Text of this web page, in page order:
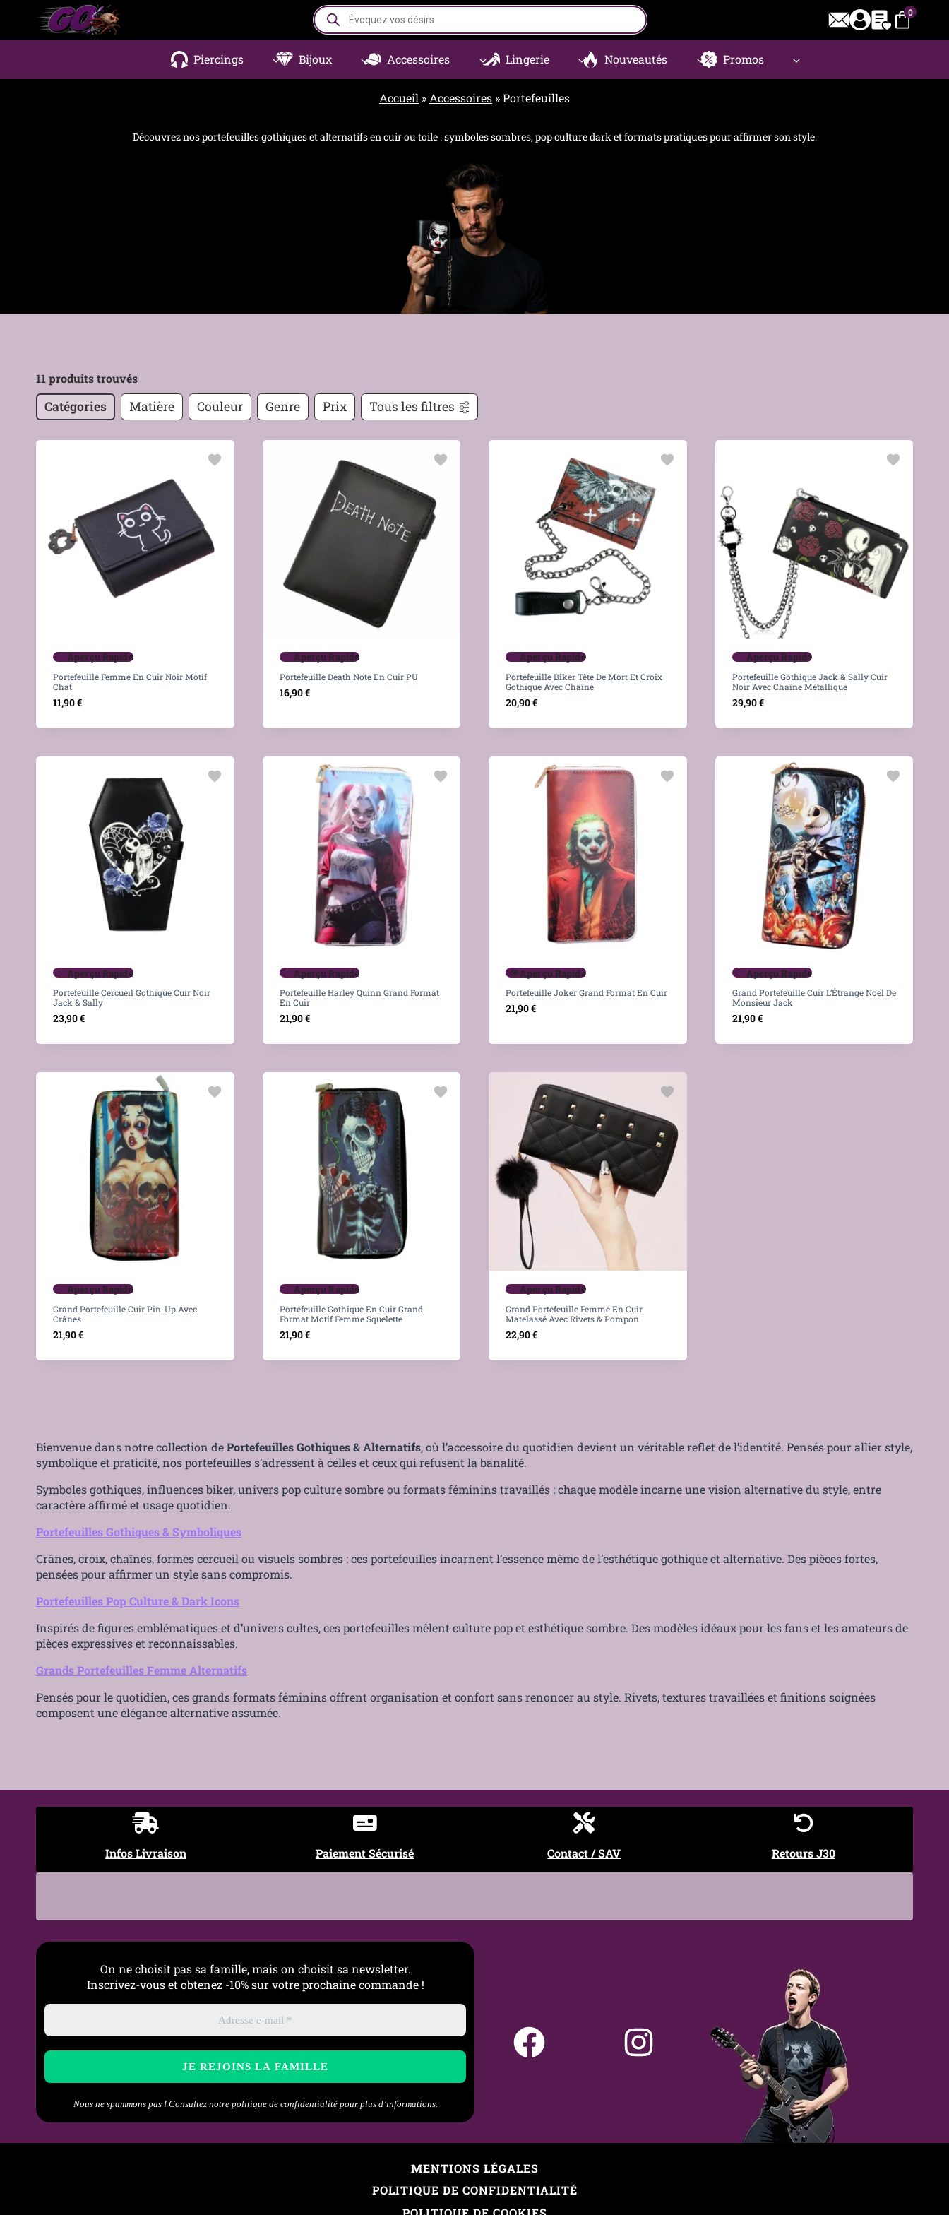
contenu
Recherche
de
produits
0
Piercings Bijoux Accessoires Lingerie Nouveautés Promos
Accueil » Accessoires »Portefeuilles
Découvrez nos portefeuilles gothiques et alternatifs en cuir ou toile : symboles sombres, pop culture dark et formats pratiques pour affirmer son style.
11 produits trouvés
Catégories Matière Couleur Genre Prix Tous les filtres
Aperçu Rapide
Portefeuille Femme En Cuir Noir Motif
Chat
11,90€
Aperçu Rapide
Portefeuille Death Note En Cuir PU
16,90€
Aperçu Rapide
Portefeuille Biker Tête De Mort Et Croix
Gothique Avec Chaîne
20,90€
Aperçu Rapide
Portefeuille Gothique Jack & Sally Cuir
Noir Avec Chaîne Métallique
29,90€
Aperçu Rapide
Portefeuille Cercueil Gothique Cuir Noir
Jack & Sally
23,90€
Aperçu Rapide
Portefeuille Harley Quinn Grand Format
En Cuir
21,90€
Aperçu Rapide
Portefeuille Joker Grand Format En Cuir
21,90€
Aperçu Rapide
Grand Portefeuille Cuir L’Étrange Noël De
Monsieur Jack
21,90€
Aperçu Rapide
Grand Portefeuille Cuir Pin-Up Avec
Crânes
21,90€
Aperçu Rapide
Portefeuille Gothique En Cuir Grand
Format Motif Femme Squelette
21,90€
Aperçu Rapide
Grand Portefeuille Femme En Cuir
Matelassé Avec Rivets & Pompon
22,90€
Bienvenue dans notre collection dePortefeuilles Gothiques & Alternatifs, où l’accessoire du quotidien devient un véritable reflet de l’identité. Pensés pour allier style,
symbolique et praticité, nos portefeuilles s’adressent à celles et ceux qui refusent la banalité.
Symboles gothiques, influences biker, univers pop culture sombre ou formats féminins travaillés : chaque modèle incarne une vision alternative du style, entre
caractère affirmé et usage quotidien.
Portefeuilles Gothiques & Symboliques
Crânes, croix, chaînes, formes cercueil ou visuels sombres : ces portefeuilles incarnent l’essence même de l’esthétique gothique et alternative. Des pièces fortes,
pensées pour affirmer un style sans compromis.
Portefeuilles Pop Culture & Dark Icons
Inspirés de figures emblématiques et d’univers cultes, ces portefeuilles mêlent culture pop et esthétique sombre. Des modèles idéaux pour les fans et les amateurs de
pièces expressives et reconnaissables.
Grands Portefeuilles Femme Alternatifs
Pensés pour le quotidien, ces grands formats féminins offrent organisation et confort sans renoncer au style. Rivets, textures travaillées et finitions soignées
composent une élégance alternative assumée.
Infos Livraison Paiement Sécurisé Contact / SAV Retours J30
On ne choisit pas sa famille, mais on choisit sa newsletter.
Inscrivez-vous et obtenez -10% sur votre prochaine commande !
Nous ne spammons pas ! Consultez notre politique de confidentialitépour plus d’informations.
MENTIONS LÉGALES
POLITIQUE DE CONFIDENTIALITÉ